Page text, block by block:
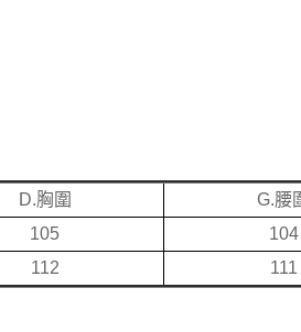
D.胸圍 G.腰
105 104
112 111